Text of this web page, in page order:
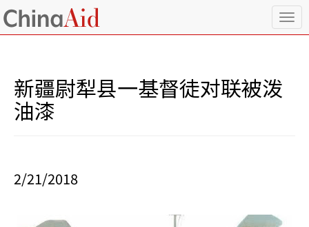
T
o
新疆尉犁县一基督徒对联被泼
油漆
2/21/2018